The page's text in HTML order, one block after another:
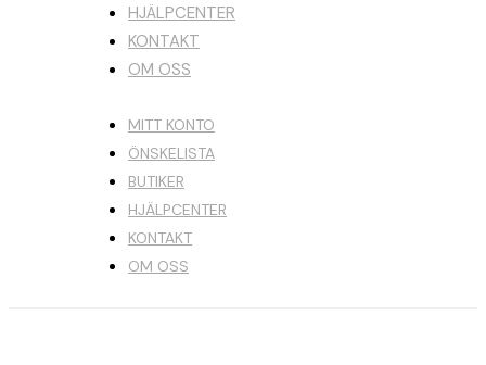
HJÄLPCENTER
KONTAKT
OM OSS
MITT KONTO
ÖNSKELISTA
BUTIKER
HJÄLPCENTER
KONTAKT
OM OSS